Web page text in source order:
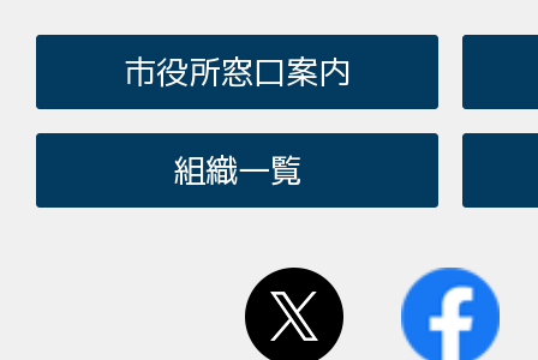
市役所窓口案内
組織一覧